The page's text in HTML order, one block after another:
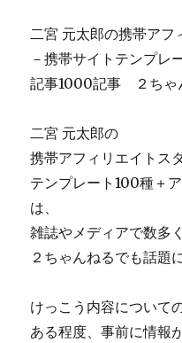
二宮 元太郎の携帯アフ
－携帯サイトテンプレ
記事1000記事 ２ちゃ
二宮 元太郎の
携帯アフィリエイトス
テンプレート100種＋
は、
雑誌やメディアで数多
２ちゃんねるでも話題
けっこう内容について
ある程度、事前に情報